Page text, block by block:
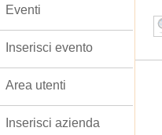
Eventi
Inserisci evento
Area utenti
Inserisci azienda